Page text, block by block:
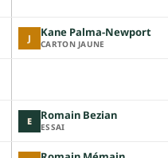
J Kane Palma-Newport
CARTON JAUNE
E Romain Bezian
ESSAI